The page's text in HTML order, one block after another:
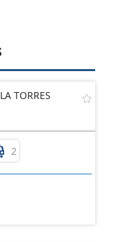
TORRES
2